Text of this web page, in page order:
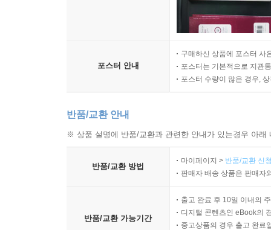
포스터 안내
구매하신 상품에 포스터 사
포스터는 기본적으로 지관
포스터 수량이 많은 경우,
반품/교환 안내
※ 상품 설명에 반품/교환과 관련한 안내가 있는경우 아
반품/교환 방법
마이페이지 > 반품/교환 신
판매자 배송 상품은 판매자
반품/교환 가능기간
출고 완료 후 10일 이내의
디지털 콘텐츠인 eBook의
중고상품의 경우 출고 완료